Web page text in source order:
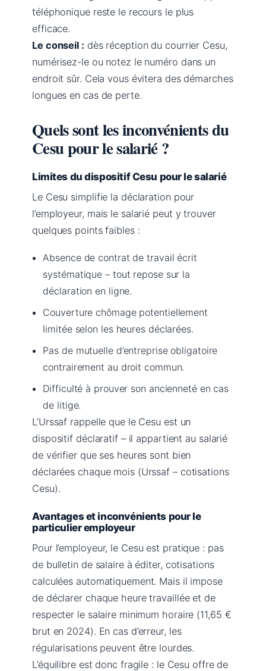
téléphonique reste le recours le plus
efficace.
Le conseil : dès réception du courrier Cesu,
numérisez-le ou notez le numéro dans un
endroit sûr. Cela vous évitera des démarches
longues en cas de perte.
Quels sont les inconvénients du
Cesu pour le salarié ?
Limites du dispositif Cesu pour le salarié
Le Cesu simplifie la déclaration pour
l’employeur, mais le salarié peut y trouver
quelques points faibles :
Absence de contrat de travail écrit
systématique – tout repose sur la
déclaration en ligne.
Couverture chômage potentiellement
limitée selon les heures déclarées.
Pas de mutuelle d’entreprise obligatoire
contrairement au droit commun.
Difficulté à prouver son ancienneté en cas
de litige.
L’Urssaf rappelle que le Cesu est un
dispositif déclaratif – il appartient au salarié
de vérifier que ses heures sont bien
déclarées chaque mois (Urssaf – cotisations
Cesu).
Avantages et inconvénients pour le
particulier employeur
Pour l’employeur, le Cesu est pratique : pas
de bulletin de salaire à éditer, cotisations
calculées automatiquement. Mais il impose
de déclarer chaque heure travaillée et de
respecter le salaire minimum horaire (11,65 €
brut en 2024). En cas d’erreur, les
régularisations peuvent être lourdes.
L’équilibre est donc fragile : le Cesu offre de